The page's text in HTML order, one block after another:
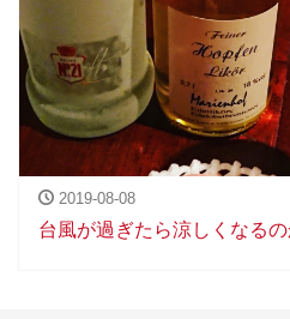
2019-08-08
台風が過ぎたら涼しくなるの